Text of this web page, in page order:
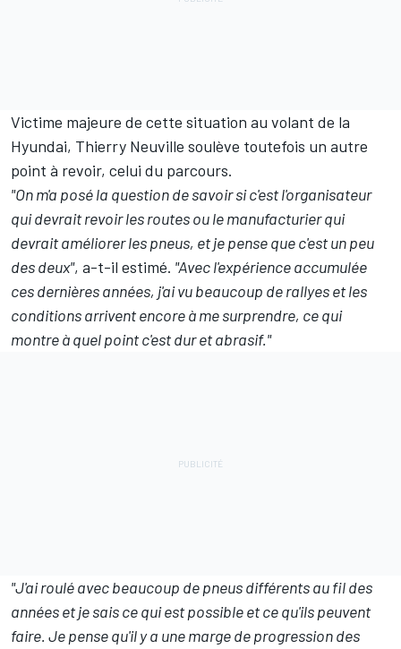
Victime majeure de cette situation au volant de la
Hyundai, Thierry Neuville soulève toutefois un autre
point à revoir, celui du parcours.
"On m'a posé la question de savoir si c'est l'organisateur
qui devrait revoir les routes ou le manufacturier qui
devrait améliorer les pneus, et je pense que c'est un peu
des deux", a-t-il estimé. "Avec l'expérience accumulée
ces dernières années, j'ai vu beaucoup de rallyes et les
conditions arrivent encore à me surprendre, ce qui
montre à quel point c'est dur et abrasif."
"J'ai roulé avec beaucoup de pneus différents au fil des
années et je sais ce qui est possible et ce qu'ils peuvent
faire. Je pense qu'il y a une marge de progression des